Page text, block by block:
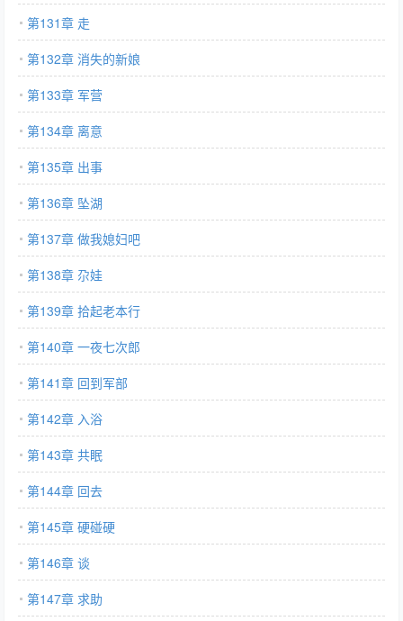
第131章 走
第132章 消失的新娘
第133章 军营
第134章 离意
第135章 出事
第136章 坠湖
第137章 做我媳妇吧
第138章 尕娃
第139章 拾起老本行
第140章 一夜七次郎
第141章 回到军部
第142章 入浴
第143章 共眠
第144章 回去
第145章 硬碰硬
第146章 谈
第147章 求助